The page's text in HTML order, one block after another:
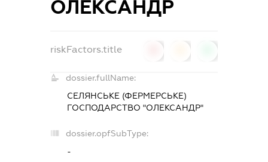
ОЛЕКСАНДР
riskFactors.title
dossier.fullName:
СЕЛЯНСЬКЕ (ФЕРМЕРСЬКЕ)
ГОСПОДАРСТВО "ОЛЕКСАНДР"
dossier.opfSubType:
-